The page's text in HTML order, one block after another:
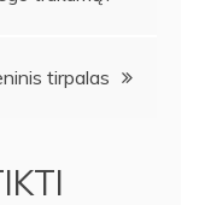
tirpalas